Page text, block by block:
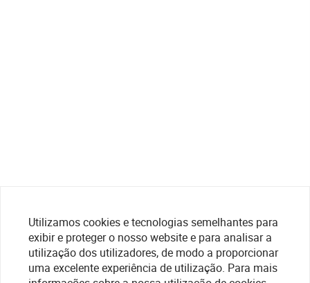
Utilizamos cookies e tecnologias semelhantes para
exibir e proteger o nosso website e para analisar a
utilização dos utilizadores, de modo a proporcionar
uma excelente experiência de utilização. Para mais